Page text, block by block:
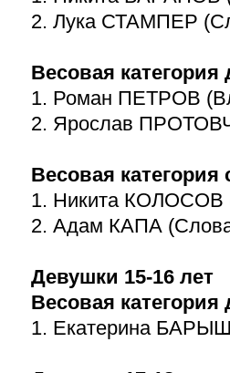
2. Лука СТАМПЕР
Весовая категория
1. Роман ПЕТРОВ
2. Ярослав
Весовая категория
1. Никита КОЛОСОВ
2. Адам КАПА
Девушки 15-16 лет
Весовая категория
1. Екатерина